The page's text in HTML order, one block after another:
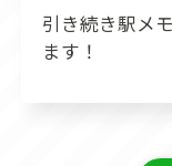
引き続き駅メ
ます！